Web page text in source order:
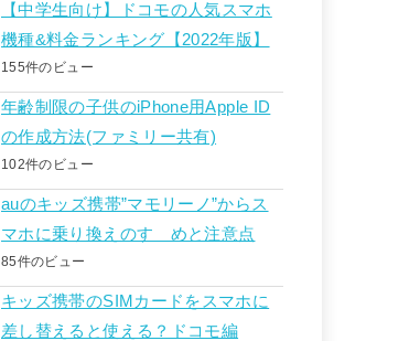
【中学生向け】ドコモの人気スマホ
機種&料金ランキング【2022年版】
155件のビュー
年齢制限の子供のiPhone用Apple ID
の作成方法(ファミリー共有)
102件のビュー
auのキッズ携帯”マモリーノ”からス
マホに乗り換えのすゝめと注意点
85件のビュー
キッズ携帯のSIMカードをスマホに
差し替えると使える？ドコモ編